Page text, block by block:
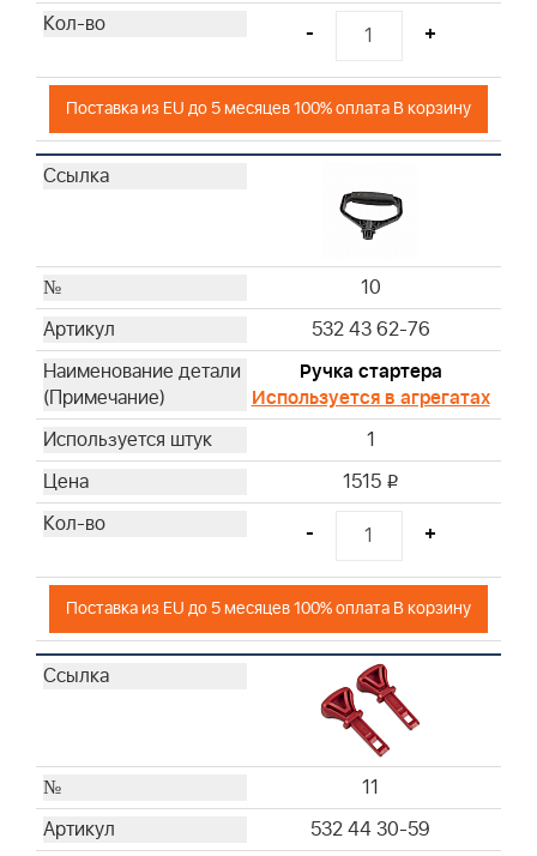
- +
Поставка из EU до 5 месяцев 100% оплата В корзину
10
532 43 62-76
Ручка стартера
Используется в агрегатах
1
1515 i
- +
Поставка из EU до 5 месяцев 100% оплата В корзину
11
532 44 30-59